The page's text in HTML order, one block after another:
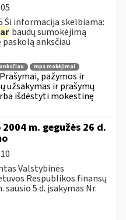
Ši informacija skelbiama:
ar baudų sumokėjimą
anksčiau
mps mokėjimai
Prašymai, pažymos ir
užsakymas ir prašymų
išdėstyti mokestinę
m. gegužės 26 d.
Valstybinės
Respublikos finansų
5 d. įsakymas Nr.